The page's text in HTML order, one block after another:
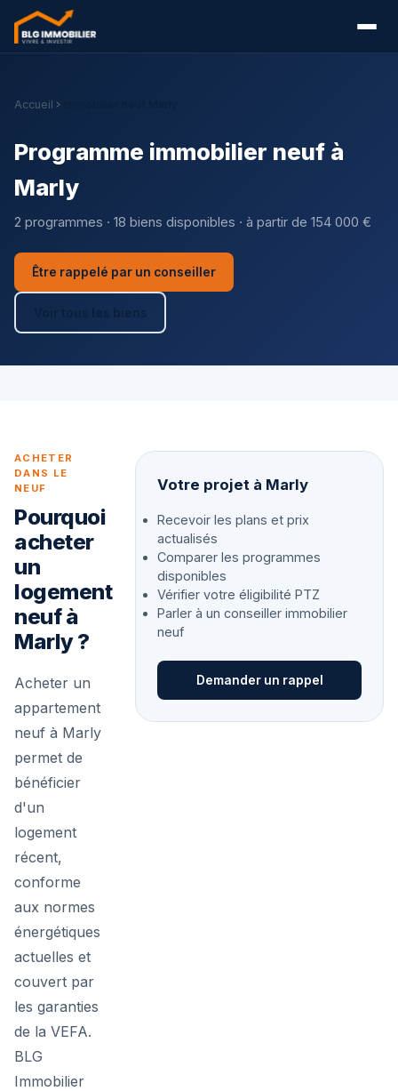
Accueil
Programme immobilier neuf à
Marly
2 programmes · 18 biens disponibles · à partir de 154 000 €
Être rappelé par un conseiller
Voir tous les biens
ACHETER
DANS LE
NEUF
Pourquoi
acheter
un
logement
neuf à
Marly ?
Acheter un
appartement
neuf à Marly
permet de
bénéficier
d'un
logement
récent,
conforme
aux normes
énergétiques
actuelles et
couvert par
les garanties
de la VEFA.
BLG
Immobilier
Votre projet à Marly
Recevoir les plans et prix
actualisés
Comparer les programmes
disponibles
Vérifier votre éligibilité PTZ
Parler à un conseiller immobilier
neuf
Demander un rappel